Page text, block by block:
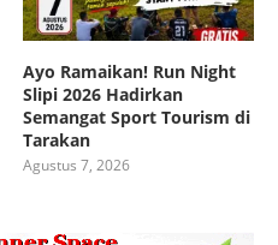
Ayo Ramaikan! Run Night
Slipi 2026 Hadirkan
Semangat Sport Tourism di
Tarakan
Agustus 7, 2026